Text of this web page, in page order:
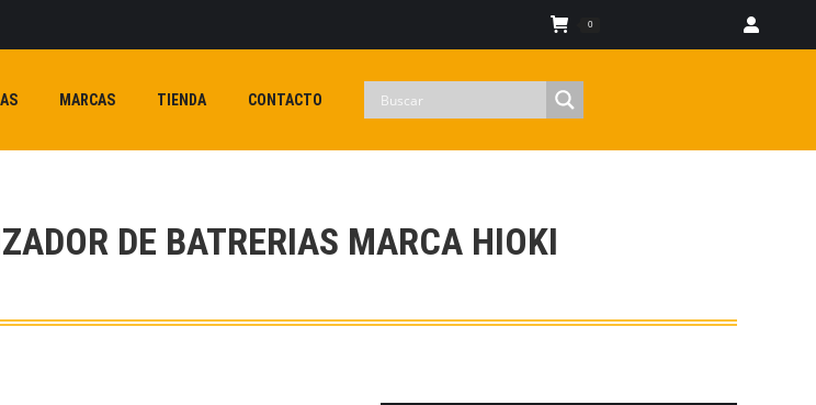
0
MARCAS TIENDA CONTACTO
DE BATRERIAS MARCA HIOKI